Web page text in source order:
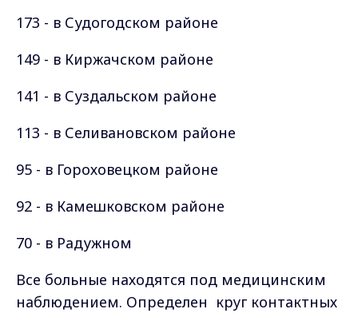
173 - в Судогодском районе
149 - в Киржачском районе
141 - в Суздальском районе
113 - в Селивановском районе
95 - в Гороховецком районе
92 - в Камешковском районе
70 - в Радужном
Все больные находятся под медицинским
наблюдением. Определен круг контактных